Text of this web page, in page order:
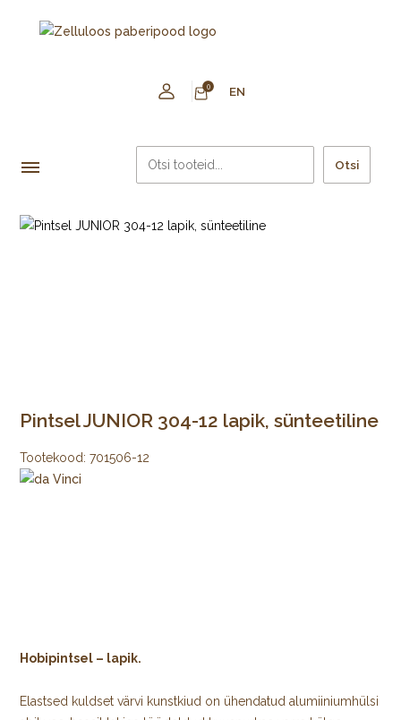
0 EN
Otsi
Pintsel JUNIOR 304-12 lapik, sünteetiline
Tootekood: 701506-12
Hobipintsel – lapik.
Elastsed kuldset värvi kunstkiud on ühendatud alumiiniumhülsi